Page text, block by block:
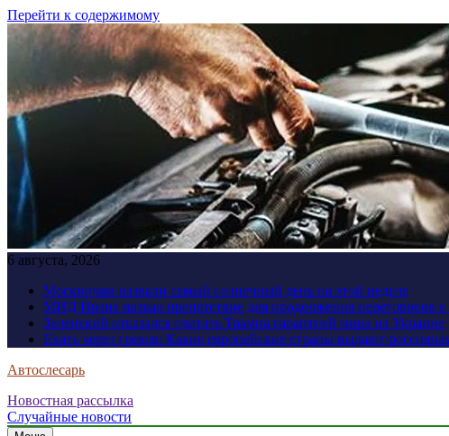
Перейти к содержимому
6 августа, 2026
Москвичам назвали самый солнечный день на этой неделе
МИД Ирана назвал препятствие для продолжения переговоров
Зеленский отказался считать Трампа гарантией мира на Украине
Ехать через греков: Какие европейские страны выдают
Автослесарь
Новостная рассылка
Случайные новости